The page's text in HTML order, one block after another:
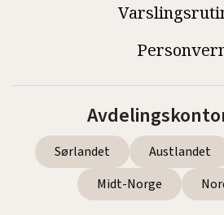
Sørlandet Austlandet
Midt-Norge